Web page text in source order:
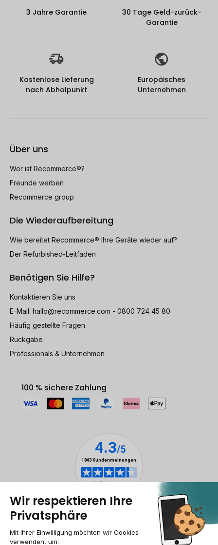
3 Jahre Garantie
30 Tage Geld-zurück-
Garantie
Kostenlose Lieferung
nach Abholpunkt
Europäisches
Unternehmen
Über uns
Wer ist Recommerce®?
Freunde werben
Recommerce group
Die Wiederaufbereitung
Wie bereitet Recommerce® Ihre Geräte wieder auf?
Der Refurbished-Leitfaden
Benötigen Sie Hilfe?
Kontaktieren Sie uns
E-Mail: hallo@recommerce.com - 0800 724 45 80
Häufig gestellte Fragen
Rückgabe
Professionals & Unternehmen
100 % sichere Zahlung